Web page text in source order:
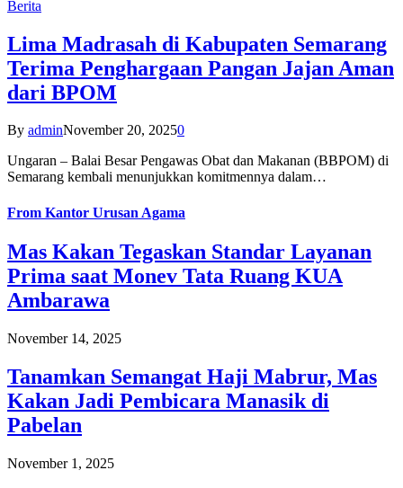
Berita
Lima Madrasah di Kabupaten Semarang
Terima Penghargaan Pangan Jajan Aman
dari BPOM
By adminNovember 20, 20250
Ungaran – Balai Besar Pengawas Obat dan Makanan (BBPOM) di
Semarang kembali menunjukkan komitmennya dalam…
From Kantor Urusan Agama
Mas Kakan Tegaskan Standar Layanan
Prima saat Monev Tata Ruang KUA
Ambarawa
November 14, 2025
Tanamkan Semangat Haji Mabrur, Mas
Kakan Jadi Pembicara Manasik di
Pabelan
November 1, 2025